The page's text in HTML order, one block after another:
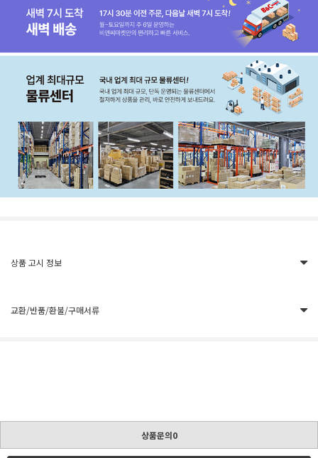
상품 고시 정보
교환/반품/환불/구매서류
상품문의0